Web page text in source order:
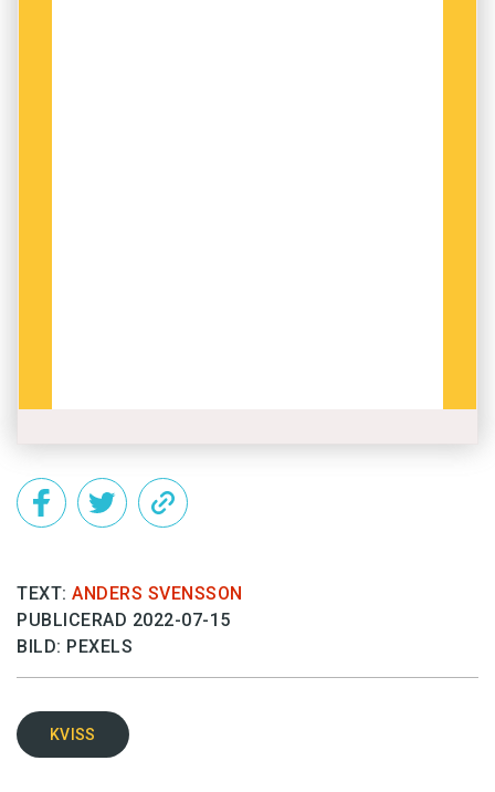
TEXT: ANDERS SVENSSON
PUBLICERAD 2022-07-15
BILD: PEXELS
KVISS